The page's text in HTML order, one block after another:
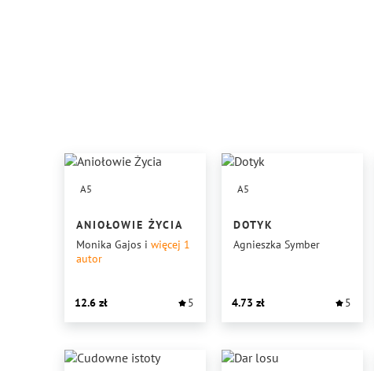
A5
ANIOŁOWIE ŻYCIA
Monika Gajos i więcej 1
autor
12.6 5
A5
DOTYK
Agnieszka Symber
4.73 5